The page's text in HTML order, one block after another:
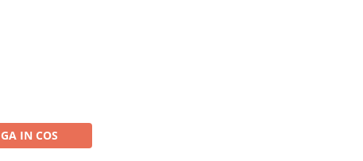
IN COS